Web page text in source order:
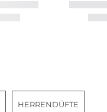
HERRENDÜFTE